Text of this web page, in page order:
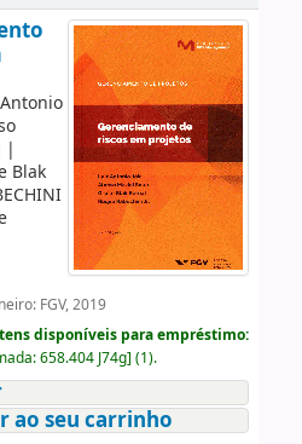
|
Blak
FGV, 2019
disponíveis para empréstimo:
658.404 J74g] (1).
ao seu carrinho